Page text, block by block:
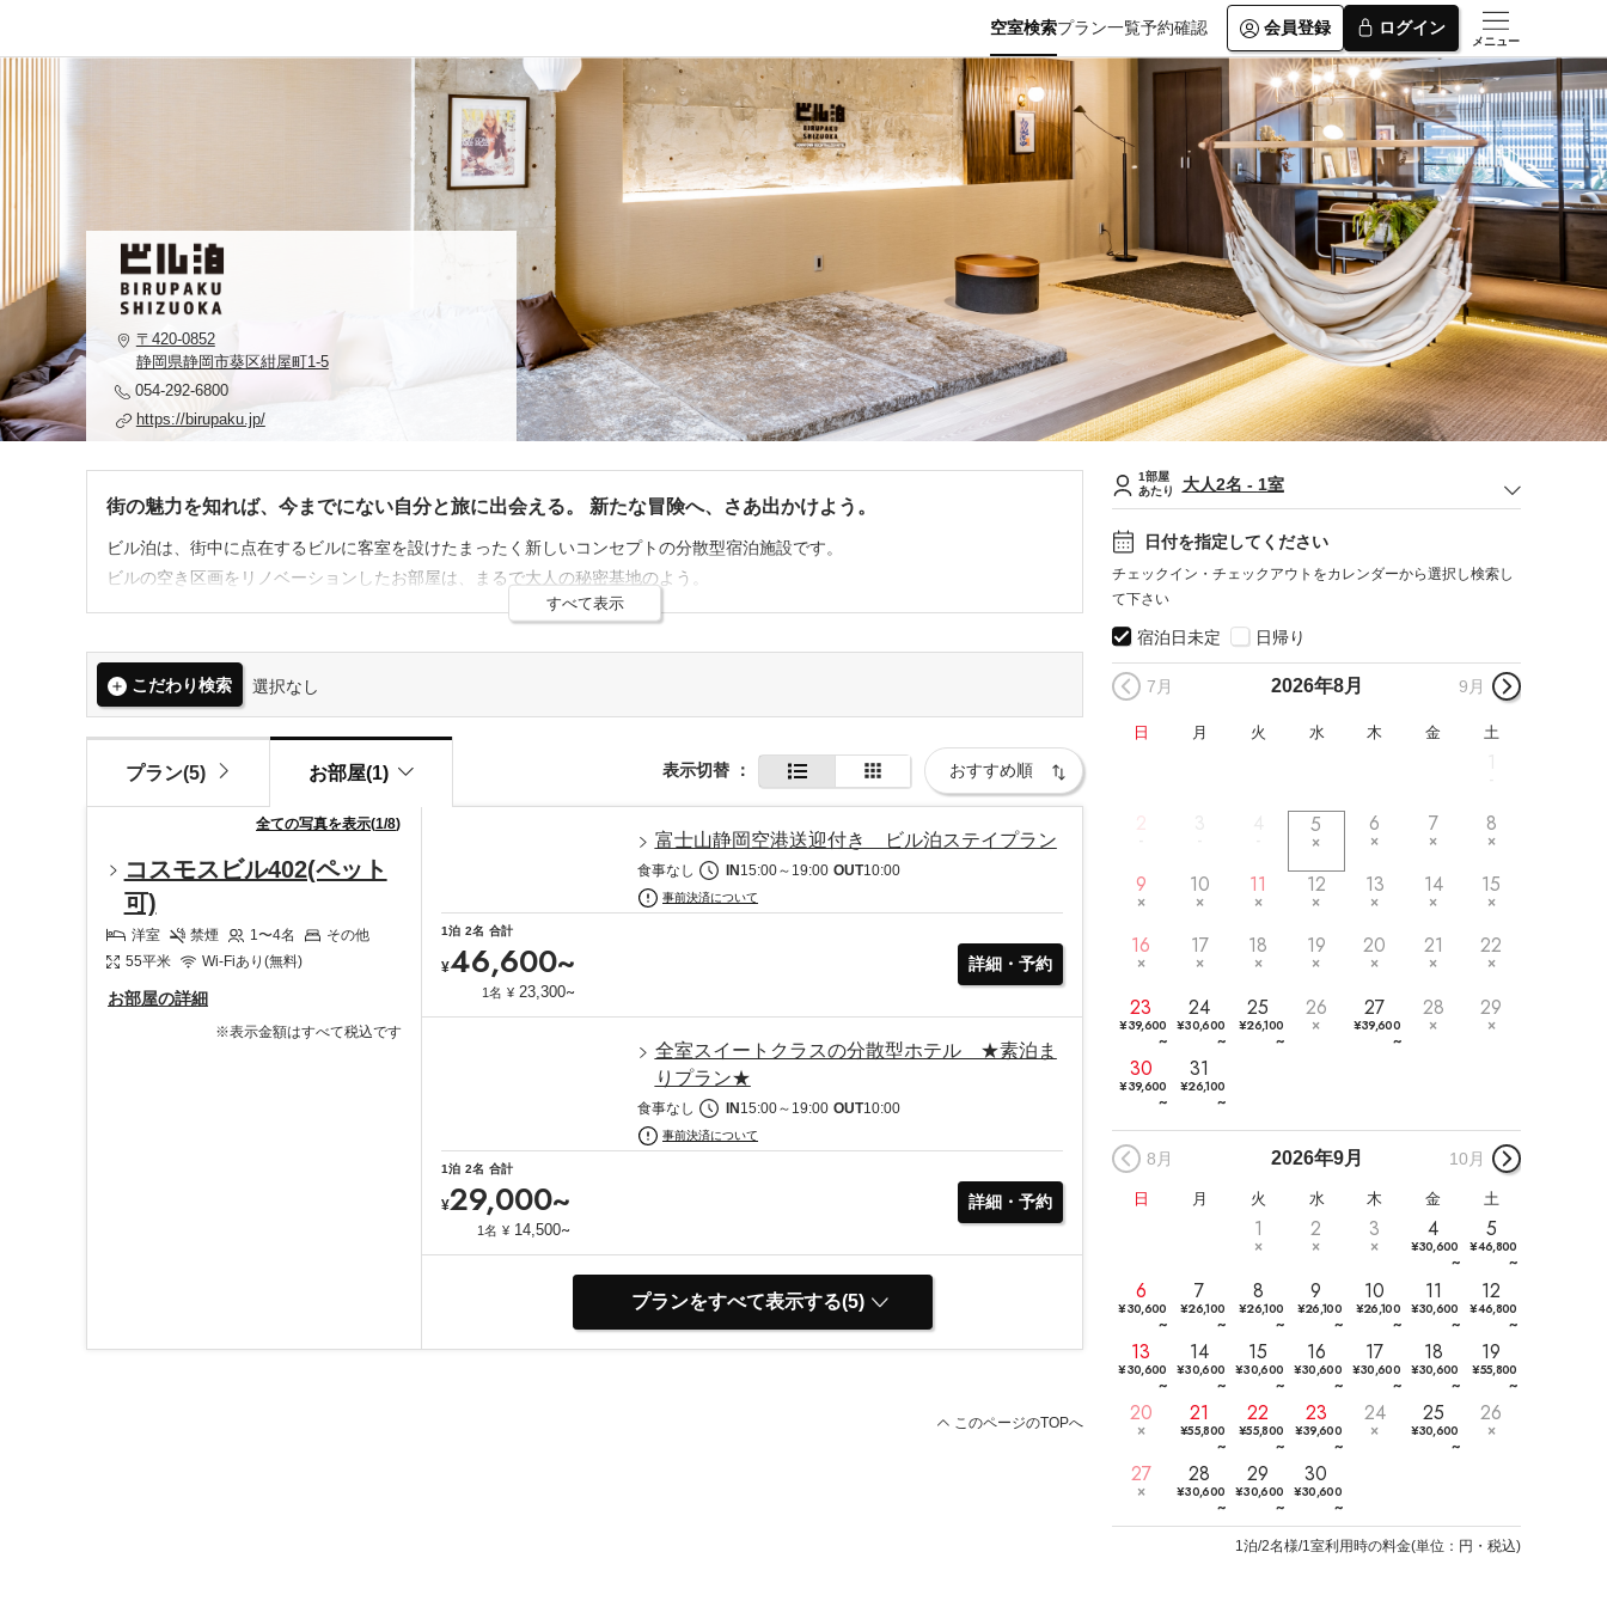
空室検索プラン一覧予約確認 会員登録 ログイン
メニュー
〒420-0852
静岡県静岡市葵区紺屋町1-5
054-292-6800
https://birupaku.jp/
街の魅力を知れば、今までにない自分と旅に出会える。 新たな冒険へ、さあ出かけよう。
ビル泊は、街中に点在するビルに客室を設けたまったく新しいコンセプトの分散型宿泊施設です。
ビルの空き区画をリノベーションしたお部屋は、まるで大人の秘密基地のよう。
街並みに溶け込んだビルの中で過ごす非日常感と、ハイグレードなホテルに引けを取らない快適なお部屋。
今までにないディープな旅を、存分にお楽しみください
すべて表示
こだわり検索 選択なし
表示切替 ：
プラン(5) お部屋(1)
全ての写真を表示(1/8)
コスモスビル402(ペット
可)
洋室 禁煙 1〜4名
その他
55平米 Wi-Fiあり(無料)
お部屋の詳細
※表示金額はすべて税込です
富士山静岡空港送迎付き ビル泊ステイプラン
食事なし IN15:00～ 19:00 OUT10:00
事前決済について
1泊 2名 合計
¥46,600~
1名 ¥ 23,300~
詳細・予約
全室スイートクラスの分散型ホテル ★素泊ま
りプラン★
食事なし IN15:00～ 19:00 OUT10:00
事前決済について
1泊 2名 合計
¥29,000~
1名 ¥ 14,500~
詳細・予約
プランをすべて表示する(5)
このページのTOPへ
1部屋
あたり
大人2名 - 1室
日付を指定してください
チェックイン・チェックアウトをカレンダーから選択し検索し
て下さい
宿泊日未定 日帰り
7月 2026年8月 9月
日 月 火 水 木 金 土
2 5 6 7 8
9 10 11 12 13 14 15
16 17 18 19 20 21 22
23
¥39,600
~
24
¥30,600
~
25
¥26,100
~
26 27
¥39,600
~
28 29
30
¥39,600
~
31
¥26,100
~
2026年9月
8月 10月
日 月 火 水 木 金 土
1 2 3 4
¥30,600
~
5
¥46,800
~
6
¥30,600
~
7
¥26,100
~
8
¥26,100
~
9
¥26,100
~
10
¥26,100
~
11
¥30,600
~
12
¥46,800
~
13
¥30,600
~
14
¥30,600
~
15
¥30,600
~
16
¥30,600
~
17
¥30,600
~
18
¥30,600
~
19
¥55,800
~
20 21
¥55,800
~
22
¥55,800
~
23
¥39,600
~
24 25
¥30,600
~
26
27 28
¥30,600
~
29
¥30,600
~
30
¥30,600
~
1泊/2名様/1室利用時の料金(単位：円・税込)